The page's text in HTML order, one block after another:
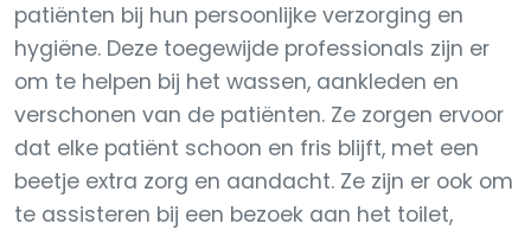
patiënten bij hun persoonlijke verzorging en
hygiëne. Deze toegewijde professionals zijn er
om te helpen bij het wassen, aankleden en
verschonen van de patiënten. Ze zorgen ervoor
dat elke patiënt schoon en fris blijft, met een
beetje extra zorg en aandacht. Ze zijn er ook om
te assisteren bij een bezoek aan het toilet,